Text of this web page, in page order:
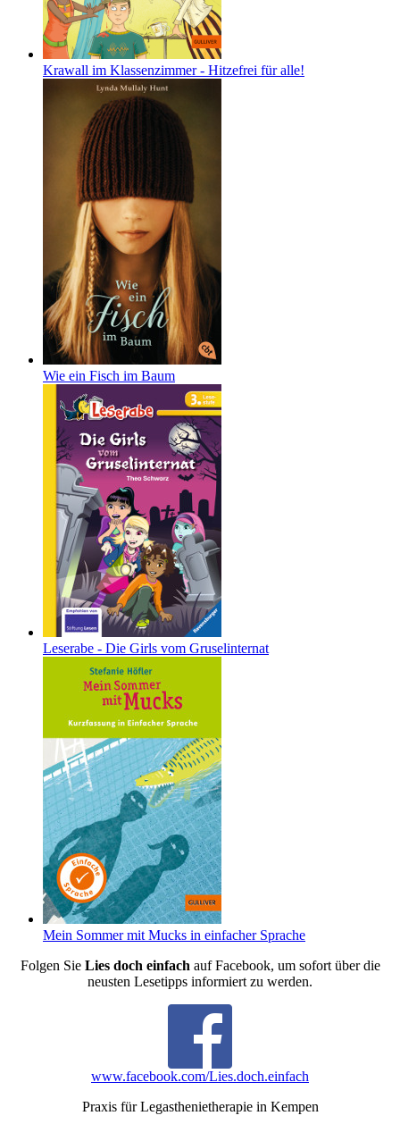
Krawall im Klassenzimmer - Hitzefrei für alle!
Wie ein Fisch im Baum
Leserabe - Die Girls vom Gruselinternat
Mein Sommer mit Mucks in einfacher Sprache
Folgen Sie Lies doch einfach auf Facebook, um sofort über die
neusten Lesetipps informiert zu werden.
www.facebook.com/Lies.doch.einfach
Praxis für Legasthenietherapie in Kempen